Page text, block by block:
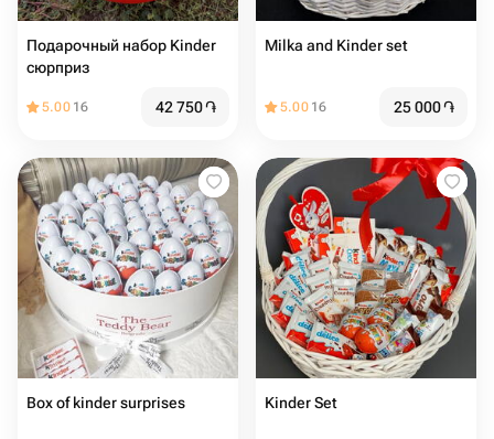
Подарочный набор Kinder
сюрприз
5.00 16 42 750֏
Milka and Kinder set
5.00 16 25 000֏
Box of kinder surprises Kinder Set